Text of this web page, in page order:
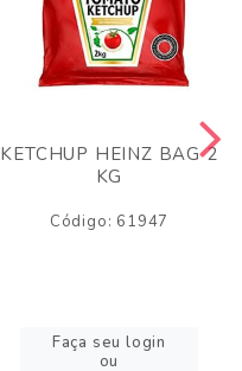
KETCHUP HEINZ BAG 2
KG
Código: 61947
Faça seu login
ou